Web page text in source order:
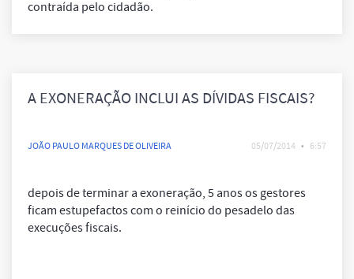
contraída pelo cidadão.
A EXONERAÇÃO INCLUI AS DÍVIDAS FISCAIS?
JOÃO PAULO MARQUES DE OLIVEIRA 05/07/2014 • 6:57
depois de terminar a exoneração, 5 anos os gestores
ficam estupefactos com o reinício do pesadelo das
execuções fiscais.